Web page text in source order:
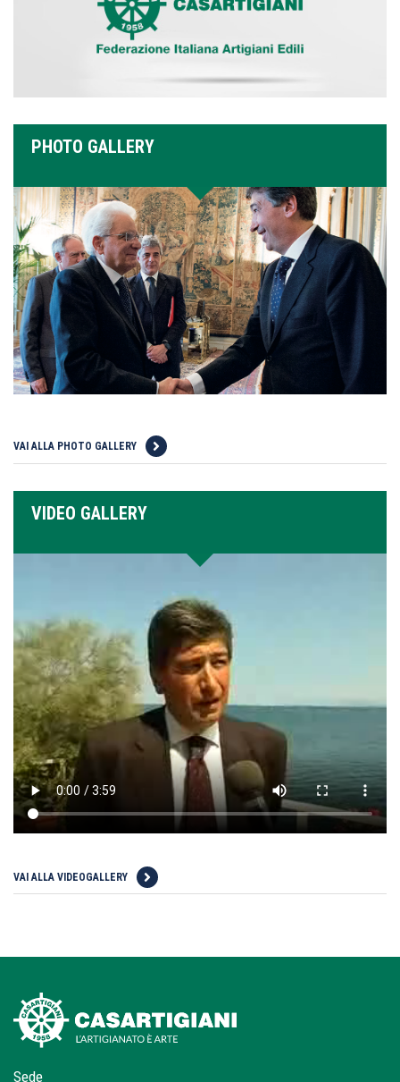
PHOTO GALLERY
VAI ALLA PHOTO GALLERY
VIDEO GALLERY
VAI ALLA VIDEOGALLERY
Sede